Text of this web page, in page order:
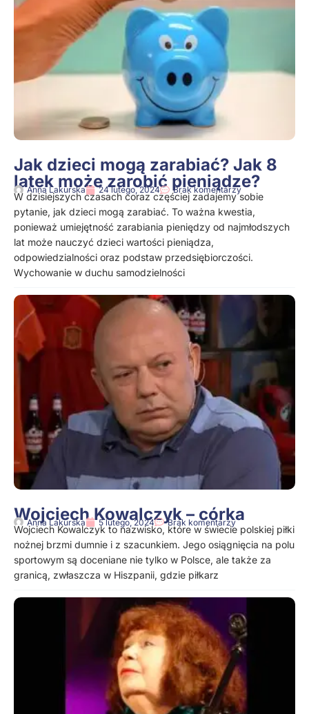
Jak dzieci mogą zarabiać? Jak 8
latek może zarobić pieniądze?
Anna Lakurska 24 lutego, 2024 Brak komentarzy
W dzisiejszych czasach coraz częściej zadajemy sobie
pytanie, jak dzieci mogą zarabiać. To ważna kwestia,
ponieważ umiejętność zarabiania pieniędzy od najmłodszych
lat może nauczyć dzieci wartości pieniądza,
odpowiedzialności oraz podstaw przedsiębiorczości.
Wychowanie w duchu samodzielności
Wojciech Kowalczyk – córka
Anna Lakurska 5 lutego, 2024 Brak komentarzy
Wojciech Kowalczyk to nazwisko, które w świecie polskiej piłki
nożnej brzmi dumnie i z szacunkiem. Jego osiągnięcia na polu
sportowym są doceniane nie tylko w Polsce, ale także za
granicą, zwłaszcza w Hiszpanii, gdzie piłkarz